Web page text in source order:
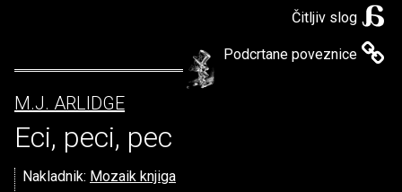
Čitljiv slog
Podcrtane poveznice
M.J. ARLIDGE
Eci, peci, pec
Nakladnik: Mozaik knjiga